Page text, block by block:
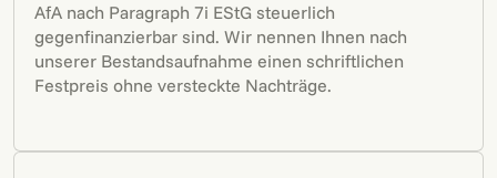
AfA nach Paragraph 7i EStG steuerlich
gegenfinanzierbar sind. Wir nennen Ihnen nach
unserer Bestandsaufnahme einen schriftlichen
Festpreis ohne versteckte Nachträge.